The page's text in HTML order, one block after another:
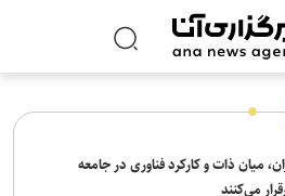
میان ذات و کارکرد فناوری در جامعه
می‌کنند